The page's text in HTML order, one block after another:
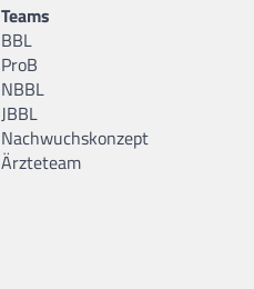
Teams
BBL
ProB
NBBL
JBBL
Nachwuchskonzept
Ärzteteam